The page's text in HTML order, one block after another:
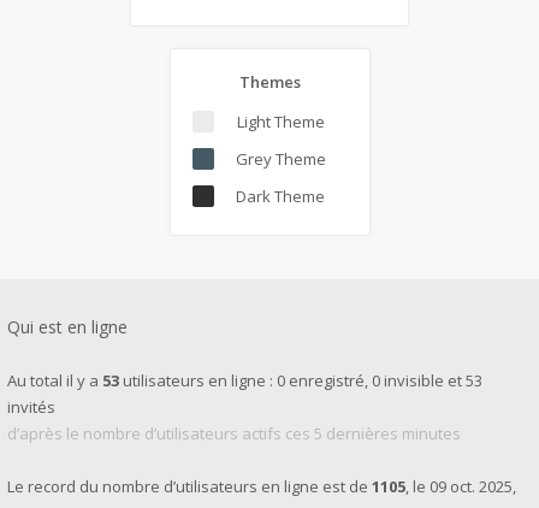
Themes
Light Theme
Grey Theme
Dark Theme
Qui est en ligne
Au total il y a 53 utilisateurs en ligne : 0 enregistré, 0 invisible et 53
invités
d’après le nombre d’utilisateurs actifs ces 5 dernières minutes
Le record du nombre d’utilisateurs en ligne est de 1105, le 09 oct. 2025,